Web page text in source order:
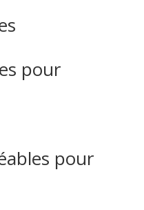
pour
pour